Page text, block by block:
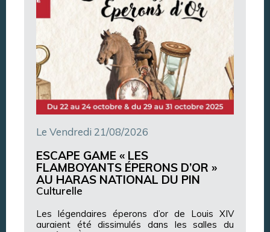
Le Vendredi 21/08/2026
ESCAPE GAME « LES
FLAMBOYANTS ÉPERONS D’OR »
AU HARAS NATIONAL DU PIN
Culturelle
Les légendaires éperons d’or de Louis XIV
auraient été dissimulés dans les salles du